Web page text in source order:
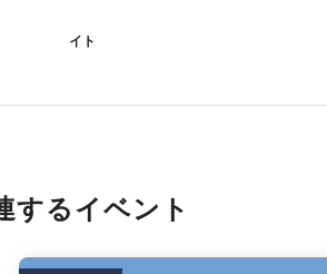
イト
するイベント